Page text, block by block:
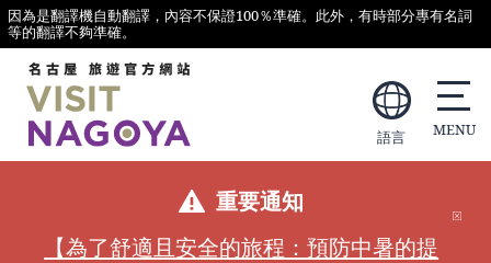
因為是翻譯機自動翻譯，內容不保證100％準確。此外，有時部分專有名詞
等的翻譯不夠準確。
語言
重要通知
【為了舒適且安全的旅程：預防中暑的提